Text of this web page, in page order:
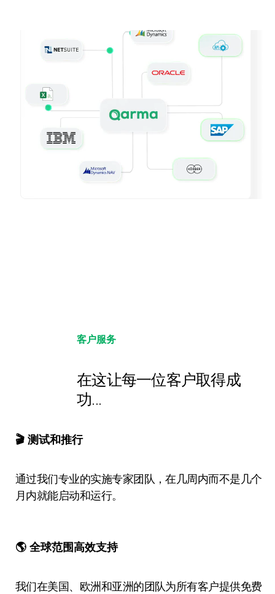
客户服务
在这让每一位客户取得成
功...
🎬 测试和推行
通过我们专业的实施专家团队，在几周内而不是几个
月内就能启动和运行。
🌎 全球范围高效支持
我们在美国、欧洲和亚洲的团队为所有客户提供免费